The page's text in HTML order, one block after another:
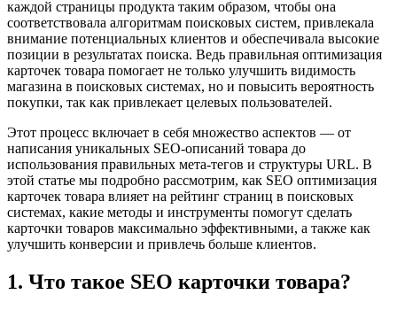
каждой страницы продукта таким образом, чтобы она
соответствовала алгоритмам поисковых систем, привлекала
внимание потенциальных клиентов и обеспечивала высокие
позиции в результатах поиска. Ведь правильная оптимизация
карточек товара помогает не только улучшить видимость
магазина в поисковых системах, но и повысить вероятность
покупки, так как привлекает целевых пользователей.
Этот процесс включает в себя множество аспектов — от
написания уникальных SEO-описаний товара до
использования правильных мета-тегов и структуры URL. В
этой статье мы подробно рассмотрим, как SEO оптимизация
карточек товара влияет на рейтинг страниц в поисковых
системах, какие методы и инструменты помогут сделать
карточки товаров максимально эффективными, а также как
улучшить конверсии и привлечь больше клиентов.
1. Что такое SEO карточки товара?